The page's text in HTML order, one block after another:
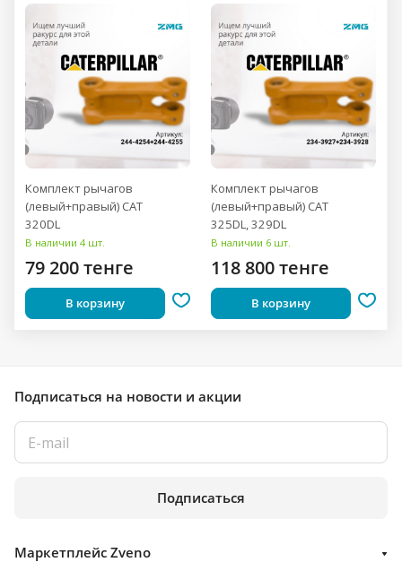
Комплект рычагов
(левый+правый) CAT
320DL
В наличии 4 шт.
79 200 тенге
В корзину
Комплект рычагов
(левый+правый) CAT
325DL, 329DL
В наличии 6 шт.
118 800 тенге
В корзину
Подписаться на новости и акции
Подписаться
Маркетплейс Zveno